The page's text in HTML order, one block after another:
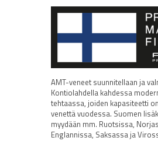
AMT-veneet suunnitellaan ja
Kontiolahdella kahdessa
tehtaassa, joiden kapasiteetti
venettä vuodessa. Suomen
myydään mm. Ruotsissa,
Englannissa, Saksassa ja